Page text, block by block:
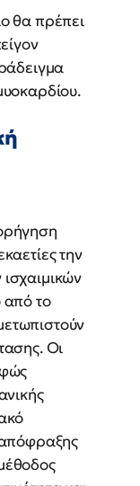
θα πρέπει
την
από το
Οι